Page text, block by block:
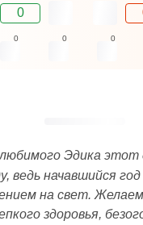
0
0 0 0
Эдика этот
ведь начавшийся
на свет.
здоровья,